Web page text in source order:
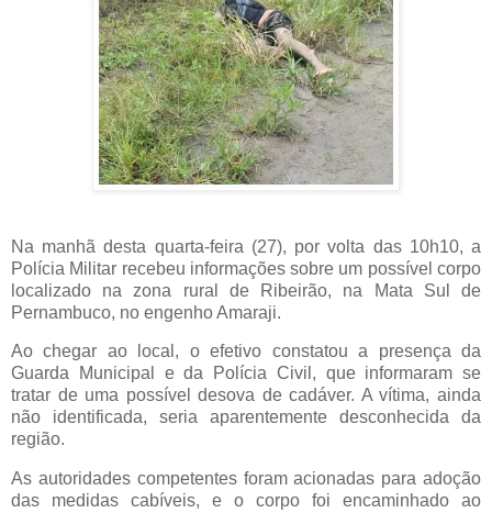
Na manhã desta quarta-feira (27), por volta das 10h10, a
Polícia Militar recebeu informações sobre um possível corpo
localizado na zona rural de Ribeirão, na Mata Sul de
Pernambuco, no engenho Amaraji.
Ao chegar ao local, o efetivo constatou a presença da
Guarda Municipal e da Polícia Civil, que informaram se
tratar de uma possível desova de cadáver. A vítima, ainda
não identificada, seria aparentemente desconhecida da
região.
As autoridades competentes foram acionadas para adoção
das medidas cabíveis, e o corpo foi encaminhado ao